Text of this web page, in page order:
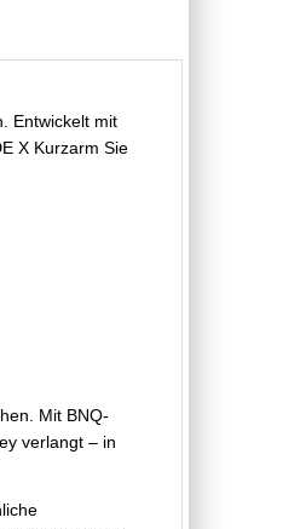
Entwickelt mit
X Kurzarm Sie
Mit BNQ-
verlangt – in